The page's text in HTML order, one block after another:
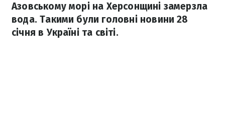
Азовському морі на Херсонщині замерзла
вода. Такими були головні новини 28
січня в Україні та світі.